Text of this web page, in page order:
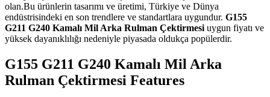
olan.Bu ürünlerin tasarımı ve üretimi, Türkiye ve Dünya
endüstrisindeki en son trendlere ve standartlara uygundur. G155
G211 G240 Kamalı Mil Arka Rulman Çektirmesi uygun fiyatı ve
yüksek dayanıklılığı nedeniyle piyasada oldukça popülerdir.
G155 G211 G240 Kamalı Mil Arka
Rulman Çektirmesi Features